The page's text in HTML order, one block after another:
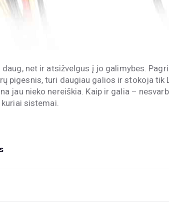
net ir atsižvelgus į jo galimybes.
pigesnis, turi daugiau galios ir stokoja tik
jau nieko nereiškia. Kaip ir galia –
sistemai.